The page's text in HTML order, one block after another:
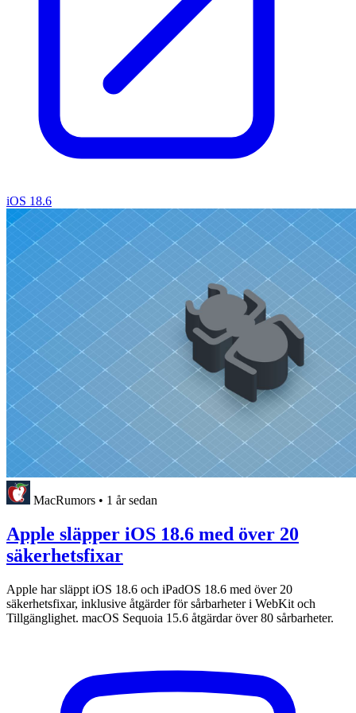
iOS 18.6
MacRumors • 1 år sedan
Apple släpper iOS 18.6 med över 20
säkerhetsfixar
Apple har släppt iOS 18.6 och iPadOS 18.6 med över 20
säkerhetsfixar, inklusive åtgärder för sårbarheter i WebKit och
Tillgänglighet. macOS Sequoia 15.6 åtgärdar över 80 sårbarheter.